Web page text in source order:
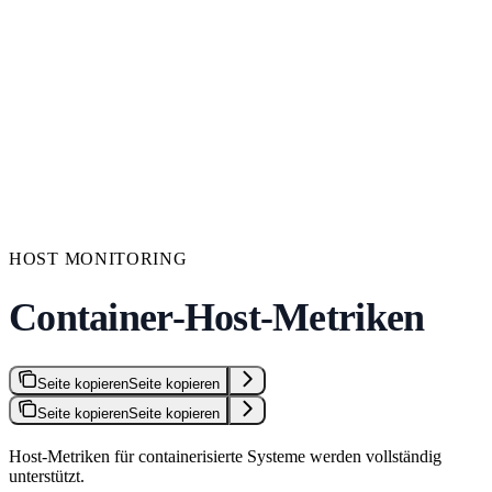
HOST MONITORING
Container-Host-Metriken
Seite kopierenSeite kopieren
Seite kopierenSeite kopieren
Host-Metriken für containerisierte Systeme werden vollständig
unterstützt.